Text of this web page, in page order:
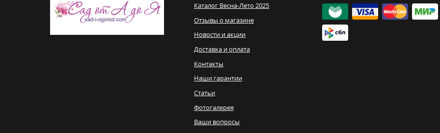
Каталог Весна-Лето 2025
Отзывы о магазине
Новости и акции
Доставка и оплата
Контакты
Наши гарантии
Статьи
Фотогалерея
Ваши вопросы